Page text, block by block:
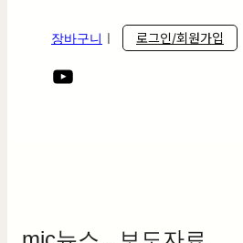
장바구니 로그인/회원가입